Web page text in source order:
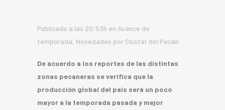
Publicado a las 20:53h en Avance de
temporada, Novedades por Cluster del Pecán
De acuerdo a los reportes de las distintas
zonas pecaneras se verifica que la
producción global del país será un poco
mayor a la temporada pasada y mejor